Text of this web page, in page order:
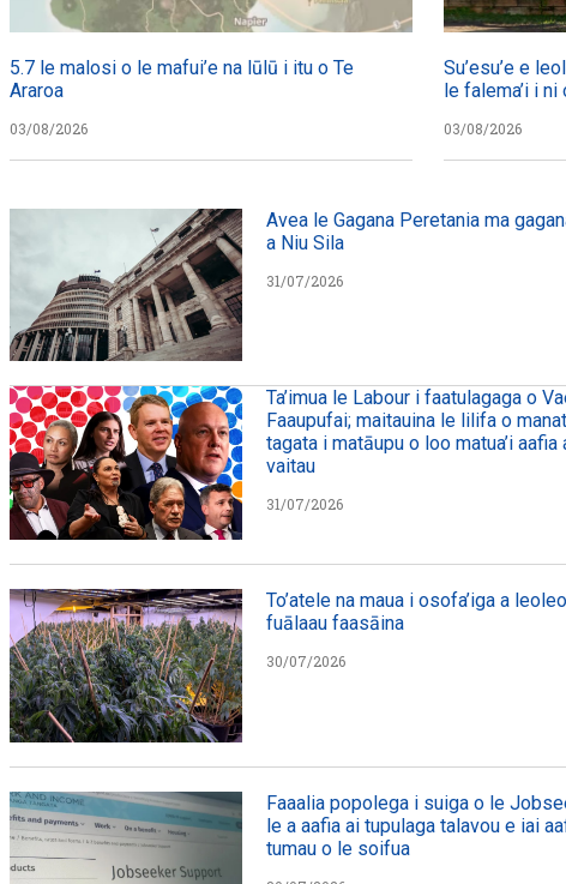
5.7 le malosi o le mafui’e na lūlū i itu o Te
Araroa
03/08/2026
Su’esu’e e
le falema’i i ni
03/08/2026
Avea le Gagana Peretania ma
a Niu Sila
31/07/2026
Ta’imua le Labour i faatulagaga o
Faaupufai; maitauina le lilifa o
tagata i matāupu o loo matua’i aafia
vaitau
31/07/2026
To’atele na maua i osofa’iga a
fuālaau faasāina
30/07/2026
Faaalia popolega i suiga o le
le a aafia ai tupulaga talavou e iai
tumau o le soifua